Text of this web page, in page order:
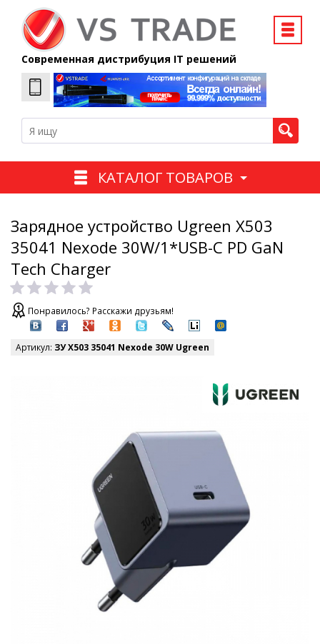
Современная дистрибуция IT решений
КАТАЛОГ ТОВАРОВ
Зарядное устройство Ugreen X503
35041 Nexode 30W/1*USB-C PD GaN
Tech Charger
Понравилось? Расскажи друзьям!
Артикул: ЗУ X503 35041 Nexode 30W Ugreen